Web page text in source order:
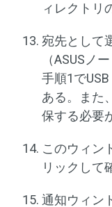
ィレクトリ
宛先として
（ASUSノ
手順1で
ある。また
保する必要
このウィン
リックして
通知ウィン